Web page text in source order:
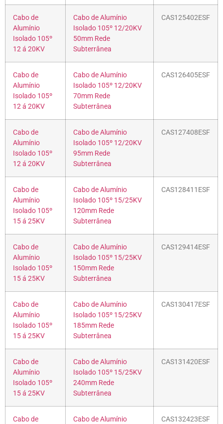
Cabo de
Alumínio
Isolado 105º
12 á 20KV
Cabo de Alumínio
Isolado 105º 12/20KV
50mm Rede
Subterrânea
CAS125402ESF
Cabo de
Alumínio
Isolado 105º
12 á 20KV
Cabo de Alumínio
Isolado 105º 12/20KV
70mm Rede
Subterrânea
CAS126405ESF
Cabo de
Alumínio
Isolado 105º
12 á 20KV
Cabo de Alumínio
Isolado 105º 12/20KV
95mm Rede
Subterrânea
CAS127408ESF
Cabo de
Alumínio
Isolado 105º
15 á 25KV
Cabo de Alumínio
Isolado 105º 15/25KV
120mm Rede
Subterrânea
CAS128411ESF
Cabo de
Alumínio
Isolado 105º
15 á 25KV
Cabo de Alumínio
Isolado 105º 15/25KV
150mm Rede
Subterrânea
CAS129414ESF
Cabo de
Alumínio
Isolado 105º
15 á 25KV
Cabo de Alumínio
Isolado 105º 15/25KV
185mm Rede
Subterrânea
CAS130417ESF
Cabo de
Alumínio
Isolado 105º
15 á 25KV
Cabo de Alumínio
Isolado 105º 15/25KV
240mm Rede
Subterrânea
CAS131420ESF
Cabo de
Cabo de Alumínio
CAS132423ESF